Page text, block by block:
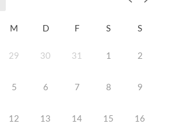
M D F S S
29 30 31 1 2
5 6 7 8 9
12 13 14 15 16